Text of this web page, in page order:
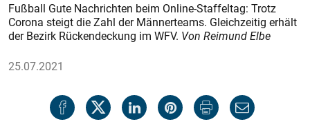
Fußball Gute Nachrichten beim Online-Staffeltag: Trotz
Corona steigt die Zahl der Männerteams. Gleichzeitig erhält
der Bezirk Rückendeckung im WFV. Von Reimund Elbe
25.07.2021